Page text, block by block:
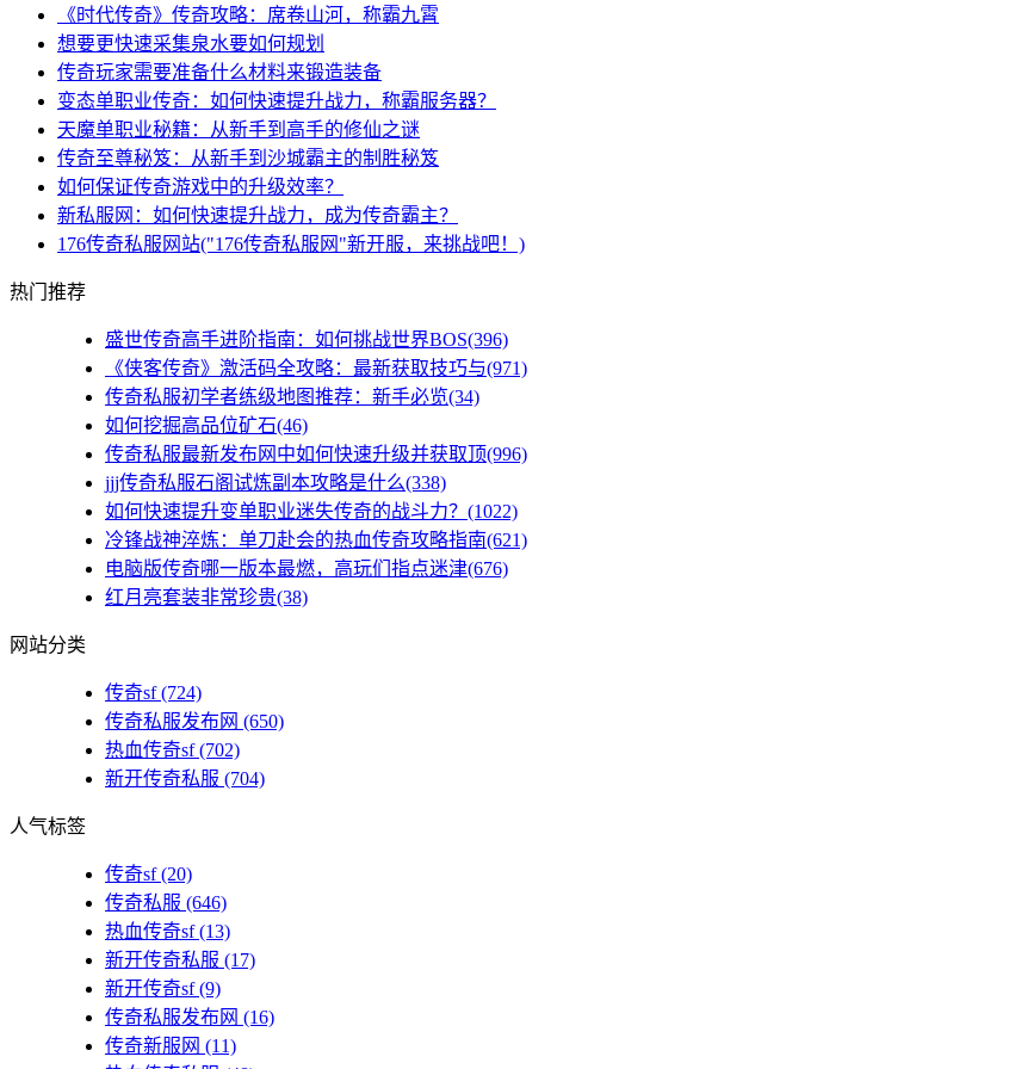
《时代传奇》传奇攻略：席卷山河，称霸九霄
想要更快速采集泉水要如何规划
传奇玩家需要准备什么材料来锻造装备
变态单职业传奇：如何快速提升战力，称霸服务器？
天魔单职业秘籍：从新手到高手的修仙之谜
传奇至尊秘笈：从新手到沙城霸主的制胜秘笈
如何保证传奇游戏中的升级效率？
新私服网：如何快速提升战力，成为传奇霸主？
176传奇私服网站("176传奇私服网"新开服，来挑战吧！)
热门推荐
盛世传奇高手进阶指南：如何挑战世界BOS(396)
《侠客传奇》激活码全攻略：最新获取技巧与(971)
传奇私服初学者练级地图推荐：新手必览(34)
如何挖掘高品位矿石(46)
传奇私服最新发布网中如何快速升级并获取顶(996)
jjj传奇私服石阁试炼副本攻略是什么(338)
如何快速提升变单职业迷失传奇的战斗力？(1022)
冷锋战神淬炼：单刀赴会的热血传奇攻略指南(621)
电脑版传奇哪一版本最燃，高玩们指点迷津(676)
红月亮套装非常珍贵(38)
网站分类
传奇sf(724)
传奇私服发布网 (650)
热血传奇sf(702)
新开传奇私服 (704)
人气标签
传奇sf(20)
传奇私服 (646)
热血传奇sf(13)
新开传奇私服 (17)
新开传奇sf(9)
传奇私服发布网 (16)
传奇新服网 (11)